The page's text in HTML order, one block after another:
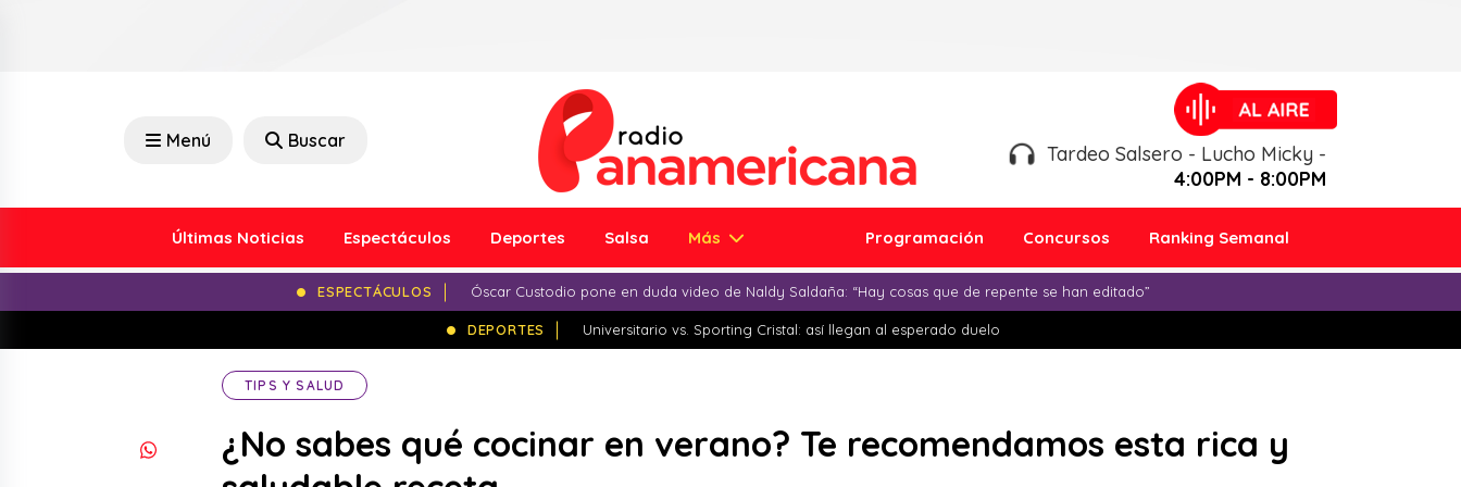
Menú Buscar
Tardeo Salsero - Lucho Micky -
4:00PM - 8:00PM
Últimas Noticias Espectáculos Deportes Salsa Más Programación Concursos Ranking Semanal
ESPECTÁCULOS Óscar Custodio pone en duda video de Naldy Saldaña: “Hay cosas que de repente se han editado”
DEPORTES Universitario vs. Sporting Cristal: así llegan al esperado duelo
TIPS Y SALUD
¿No sabes qué cocinar en verano? Te recomendamos esta rica y